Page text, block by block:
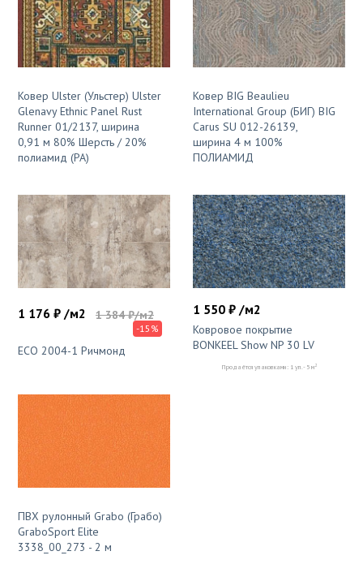
Ковер Ulster (Ульстер) Ulster
Glenavy Ethnic Panel Rust
Runner 01/2137, ширина
0,91 м 80% Шерсть / 20%
полиамид (PA)
Ковер BIG Beaulieu
International Group (БИГ) BIG
Carus SU 012-26139,
ширина 4 м 100%
ПОЛИАМИД
1 176 ₽ /м2 1 384 ₽/м2
-15%
ЕСО 2004-1 Ричмонд
1 550 ₽ /м2
Ковровое покрытие
BONKEEL Show NP 30 LV
Продаётся упаковками: 1 уп. - 5 м2
ПВХ рулонный Grabo (Грабо)
GraboSport Elite
3338_00_273 - 2 м